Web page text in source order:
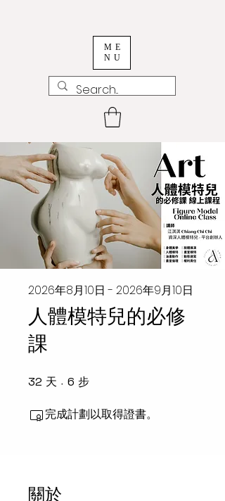
ME
NU
人體模特兒的必修
課
2026年8月10日 - 2026年9月10日
32 天 32 天
6 步
完成計劃以取得證書。
關於